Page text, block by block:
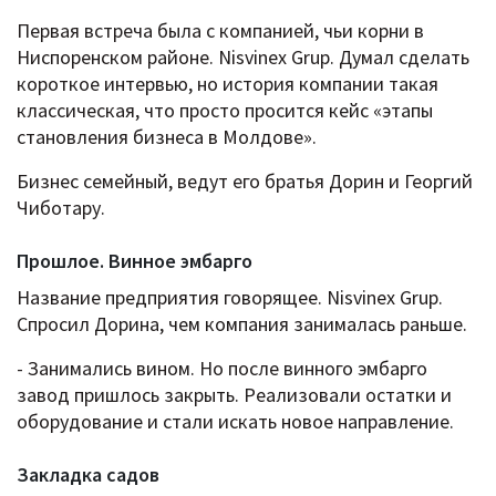
Первая встреча была c компанией, чьи корни в
Ниспоренском районе. Nisvinex Grup. Думал сделать
короткое интервью, но история компании такая
классическая, что просто просится кейс «этапы
становления бизнеса в Молдове».
Бизнес семейный, ведут его братья Дорин и Георгий
Чиботару.
Прошлое. Винное эмбарго
Название предприятия говорящее. Nisvinex Grup.
Спросил Дорина, чем компания занималась раньше.
- Занимались вином. Но после винного эмбарго
завод пришлось закрыть. Реализовали остатки и
оборудование и стали искать новое направление.
Закладка садов